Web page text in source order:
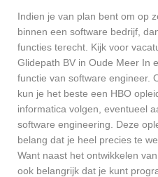
Indien je van plan bent om op
binnen een software bedrijf,
functies terecht. Kijk voor
Glidepath BV in Oude Meer In
functie van software engineer.
kun je het beste een HBO
informatica volgen, eventueel
software engineering. Deze
belang dat je heel precies te
Want naast het ontwikkelen
ook belangrijk dat je kunt